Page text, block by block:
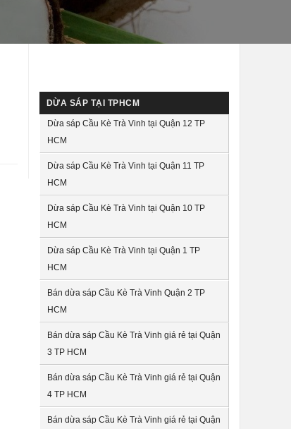
DỪA SÁP TẠI TPHCM
Dừa sáp Cầu Kè Trà Vinh tại Quận 12 TP
HCM
Dừa sáp Cầu Kè Trà Vinh tại Quận 11 TP
HCM
Dừa sáp Cầu Kè Trà Vinh tại Quận 10 TP
HCM
Dừa sáp Cầu Kè Trà Vinh tại Quận 1 TP
HCM
Bán dừa sáp Cầu Kè Trà Vinh Quận 2 TP
HCM
Bán dừa sáp Cầu Kè Trà Vinh giá rẻ tại Quận
3 TP HCM
Bán dừa sáp Cầu Kè Trà Vinh giá rẻ tại Quận
4 TP HCM
Bán dừa sáp Cầu Kè Trà Vinh giá rẻ tại Quận